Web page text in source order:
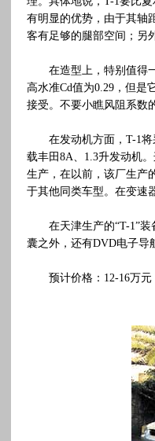
有明显的优势，由于其轴
客有足够的腿部空间；另
在造型上，特别值得一
高水准Cd值为0.29，但是
接受。不要小瞧风阻系数
在发动机方面，T-1将
载丰田8A、1.3升发动机
生产，在以前，该厂生产
于其他同类车型。在变速
在天津生产的“T-1”装
囊之外，还有DVD电子导
预计价格：12-16万元